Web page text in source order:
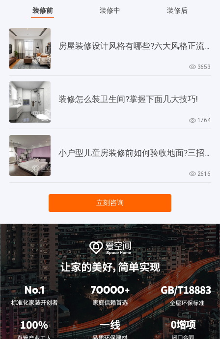
装修前 装修中 装修后
房屋装修设计风格有哪些?六大风格正流行!
3653
装修怎么装卫生间?掌握下面几大技巧!
1764
2616
立刻咨询